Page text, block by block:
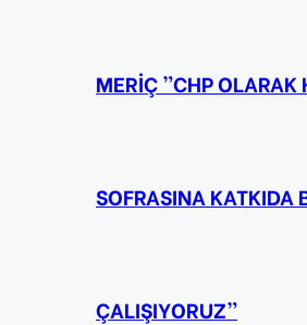
MERİÇ ”CHP
SOFRASINA KATKIDA
ÇALIŞIYORUZ”